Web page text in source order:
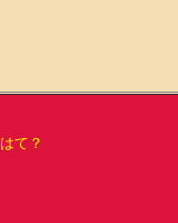
はて？